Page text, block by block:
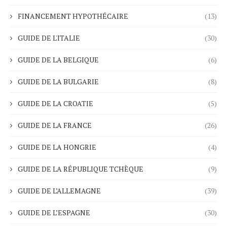
FINANCEMENT HYPOTHÉCAIRE (13)
GUIDE DE L'ITALIE (30)
GUIDE DE LA BELGIQUE (6)
GUIDE DE LA BULGARIE (8)
GUIDE DE LA CROATIE (5)
GUIDE DE LA FRANCE (26)
GUIDE DE LA HONGRIE (4)
GUIDE DE LA RÉPUBLIQUE TCHÈQUE (9)
GUIDE DE L’ALLEMAGNE (39)
GUIDE DE L’ESPAGNE (30)